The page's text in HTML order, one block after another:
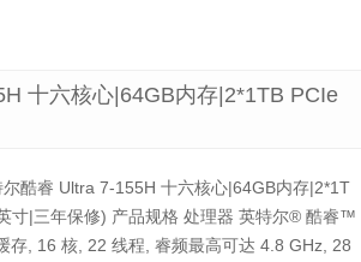
十六核心|64GB内存|2*1TB PCIe
酷睿 Ultra 7-155H 十六核心|64GB内存|2*1T
寸|三年保修) 产品规格 处理器 英特尔® 酷睿™
, 16 核, 22 线程, 睿频最高可达 4.8 GHz, 28